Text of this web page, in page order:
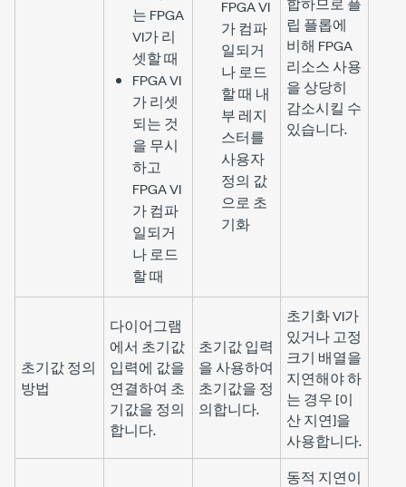
는 FPGA
VI가 리
셋할 때
FPGA VI
가 리셋
되는 것
을 무시
하고
FPGA VI
가 컴파
일되거
나 로드
할 때
FPGA VI
가 컴파
일되거
나 로드
할 때 내
부 레지
스터를
사용자
정의 값
으로 초
기화
립 플롭에
비해 FPGA
리소스 사용
을 상당히
감소시킬 수
있습니다.
초기값 정의
방법
다이어그램
에서 초기값
입력에 값을
연결하여 초
기값을 정의
합니다.
초기값입력
을 사용하여
초기값을 정
의합니다.
초기화 VI가
있거나 고정
크기 배열을
지연해야 하
는 경우 [이
산 지연]을
사용합니다.
동적 지연이